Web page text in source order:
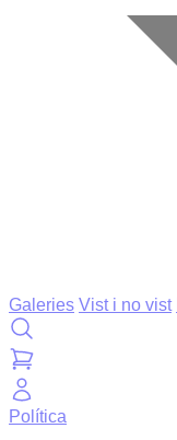
Galeries Vist i no vist
Política